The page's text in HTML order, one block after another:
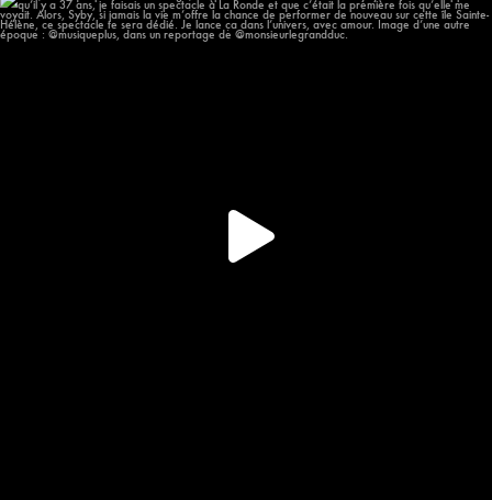
Hier, alors que j’étais à @osheaga, ma première...